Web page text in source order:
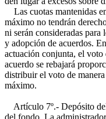
Las cuotas mantenidas
máximo no tendrán
ni serán consideradas
y adopción de acuerdos.
actuación conjunta, el voto
acuerdo se rebajará
distribuir el voto de
máximo.
Artículo 7º.- Depósito
del fondo. La